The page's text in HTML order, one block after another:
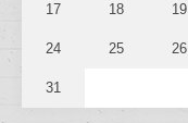
17 18 19
24 25 26
31